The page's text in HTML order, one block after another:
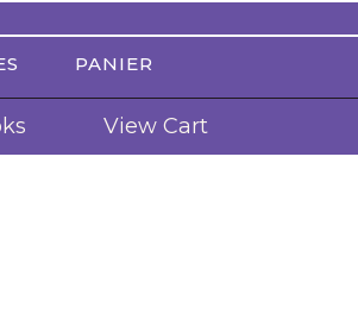
PANIER
View Cart